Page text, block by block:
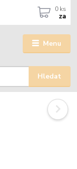
Menu
Hledat
0 ks
za